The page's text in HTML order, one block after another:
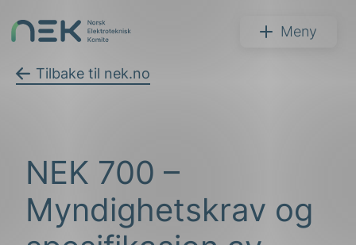
NEK Meny
Søk
Tilbake til nek.no
NEK 700 –
Myndighetskrav og